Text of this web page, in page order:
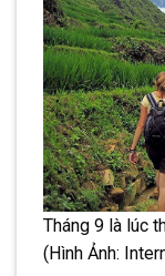
Tháng 9 là lúc
(Hình Ảnh: